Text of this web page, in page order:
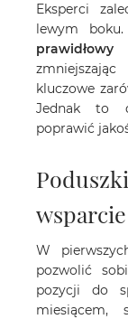
Eksperci
lewym
kluczowe
Jednak to
poprawić
wsparcie
W
pozwolić
pozycji do